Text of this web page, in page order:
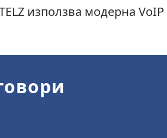
използва модерна VoIP